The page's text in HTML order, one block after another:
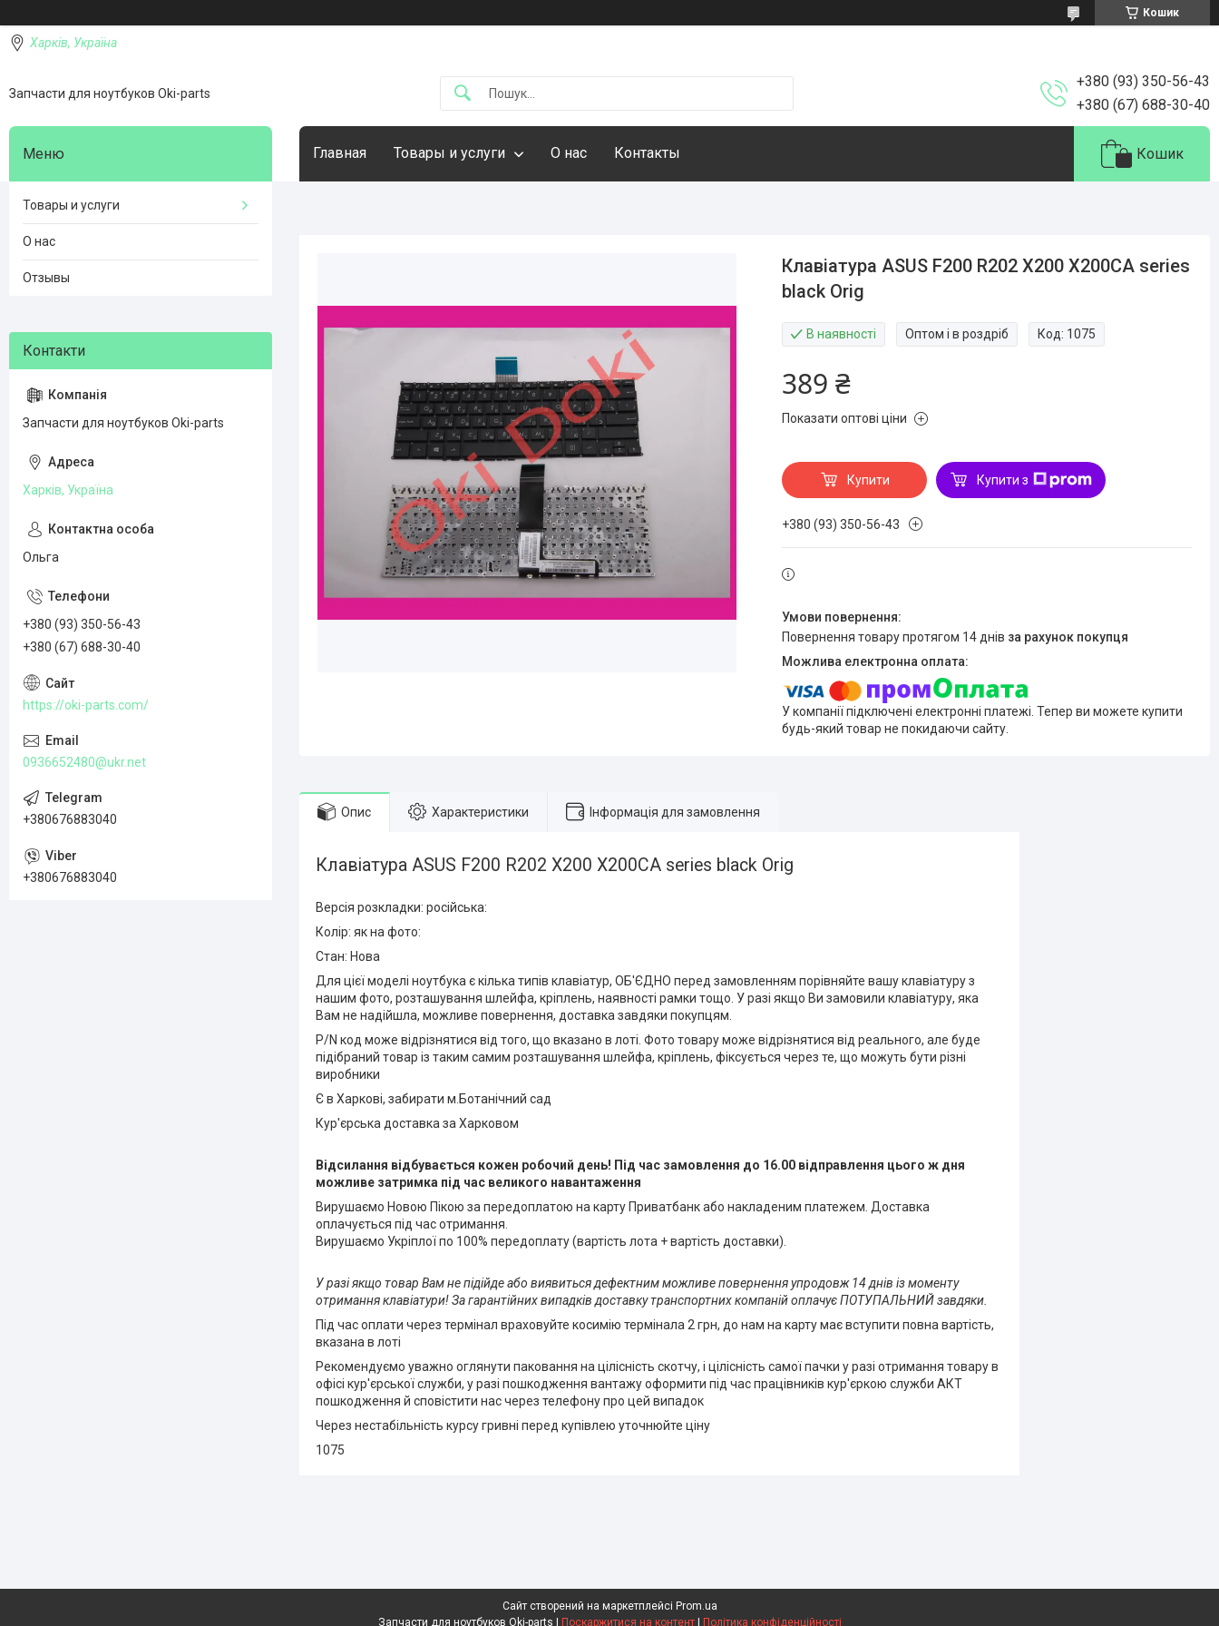
Кошик
Харків, Україна
Запчасти для ноутбуков Oki-parts
+380 (93) 350-56-43
+380 (67) 688-30-40
Главная Товары и услуги О нас Контакты Кошик
Клавіатура ASUS F200 R202 X200 X200CA series
black Orig
В наявності Оптом і в роздріб Код: 1075
389 ₴
Показати оптові ціни
Купити Купити з
+380 (93) 350-56-43
повернення товару протягом 14 днів за рахунок покупця
У компанії підключені електронні платежі. Тепер ви можете купити
будь-який товар не покидаючи сайту.
Опис Характеристики Інформація для замовлення
Клавіатура ASUS F200 R202 X200 X200CA series black Orig
Версія розкладки: російська:
Колір: як на фото:
Стан: Нова
Для цієї моделі ноутбука є кілька типів клавіатур, ОБ'ЄДНО перед замовленням порівняйте вашу клавіатуру з
нашим фото, розташування шлейфа, кріплень, наявності рамки тощо. У разі якщо Ви замовили клавіатуру, яка
Вам не надійшла, можливе повернення, доставка завдяки покупцям.
P/N код може відрізнятися від того, що вказано в лоті. Фото товару може відрізнятися від реального, але буде
підібраний товар із таким самим розташування шлейфа, кріплень, фіксується через те, що можуть бути різні
виробники
Є в Харкові, забирати м.Ботанічний сад
Кур'єрська доставка за Харковом
Відсилання відбувається кожен робочий день! Під час замовлення до 16.00 відправлення цього ж дня
можливе затримка під час великого навантаження
Вирушаємо Новою Пікою за передоплатою на карту Приватбанк або накладеним платежем. Доставка
оплачується під час отримання.
Вирушаємо Укріплої по 100% передоплату (вартість лота + вартість доставки).
У разі якщо товар Вам не підійде або виявиться дефектним можливе повернення упродовж 14 днів із моменту
отримання клавіатури! За гарантійних випадків доставку транспортних компаній оплачує ПОТУПАЛЬНИЙ завдяки.
Під час оплати через термінал враховуйте косимію термінала 2 грн, до нам на карту має вступити повна вартість,
вказана в лоті
Рекомендуємо уважно оглянути паковання на цілісність скотчу, і цілісність самої пачки у разі отримання товару в
офісі кур'єрської служби, у разі пошкодження вантажу оформити під час працівників кур'єркою служби АКТ
пошкодження й сповістити нас через телефону про цей випадок
Через нестабільність курсу гривні перед купівлею уточнюйте ціну
1075
Товары и услуги
О нас
Отзывы
Запчасти для ноутбуков Oki-parts
Харків, Україна
Ольга
+380 (93) 350-56-43
+380 (67) 688-30-40
https://oki-parts.com/
0936652480@ukr.net
+380676883040
+380676883040
Сайт створений на маркетплейсі Prom.ua
Поскаржитися на контент Політика конфіденційності